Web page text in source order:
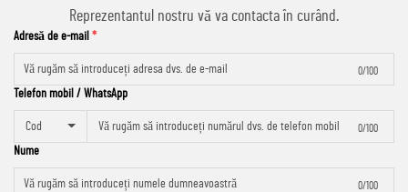
Reprezentantul nostru vă va contacta în curând.
Adresă de e-mail
0/100
Telefon mobil / WhatsApp
Cod 0/100
Nume
0/100